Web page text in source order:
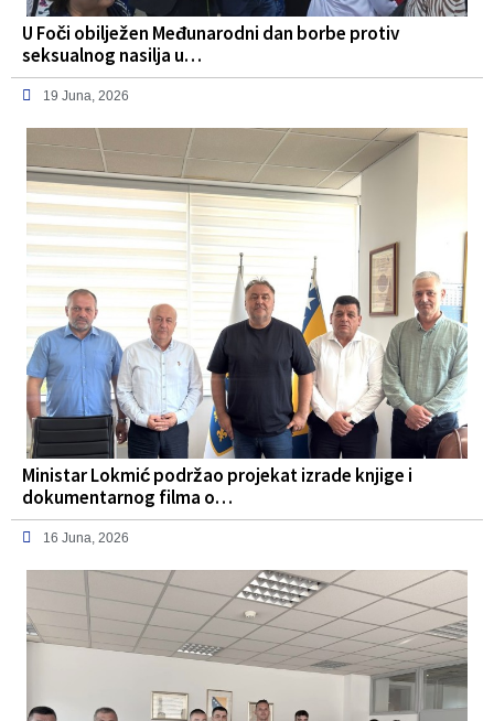
U Foči obilježen Međunarodni dan borbe protiv
seksualnog nasilja u…
19 Juna, 2026
Ministar Lokmić podržao projekat izrade knjige i
dokumentarnog filma o…
16 Juna, 2026